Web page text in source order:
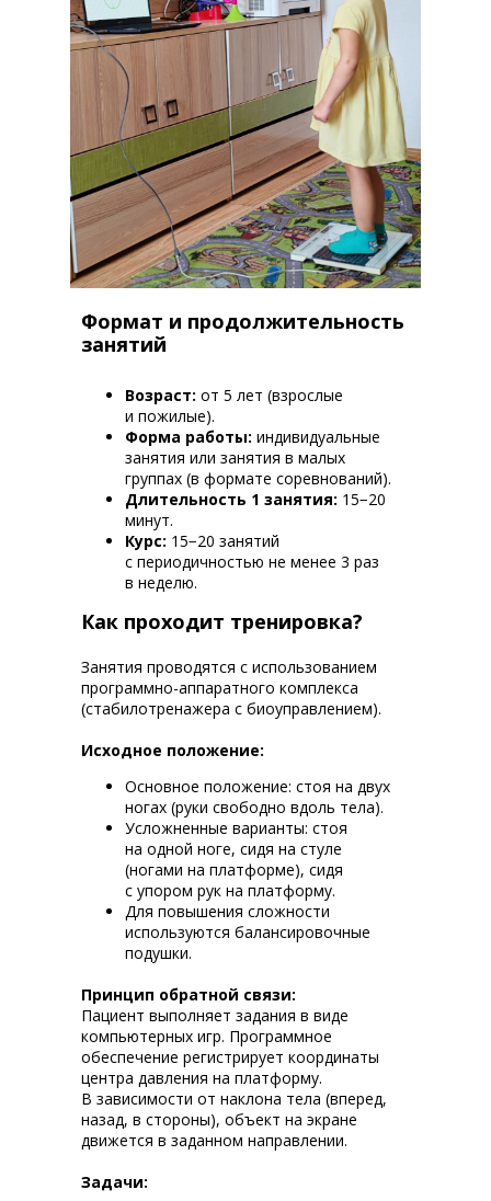
Как проходит тренировка?
Занятия проводятся с использованием
программно-аппаратного комплекса
(стабилотренажера с биоуправлением).
Исходное положение:
Основное положение: стоя на двух
ногах (руки свободно вдоль тела).
Усложненные варианты: стоя
на одной ноге, сидя на стуле
(ногами на платформе), сидя
с упором рук на платформу.
Для повышения сложности
используются балансировочные
подушки.
Принцип обратной связи:
Пациент выполняет задания в виде
компьютерных игр. Программное
обеспечение регистрирует координаты
центра давления на платформу.
В зависимости от наклона тела (вперед,
назад, в стороны), объект на экране
движется в заданном направлении.
Задачи:
Формат и продолжительность
занятий
Возраст: от 5 лет (взрослые
и пожилые).
Форма работы: индивидуальные
занятия или занятия в малых
группах (в формате соревнований).
Длительность 1 занятия: 15−20
минут.
Курс: 15−20 занятий
с периодичностью не менее 3 раз
в неделю.